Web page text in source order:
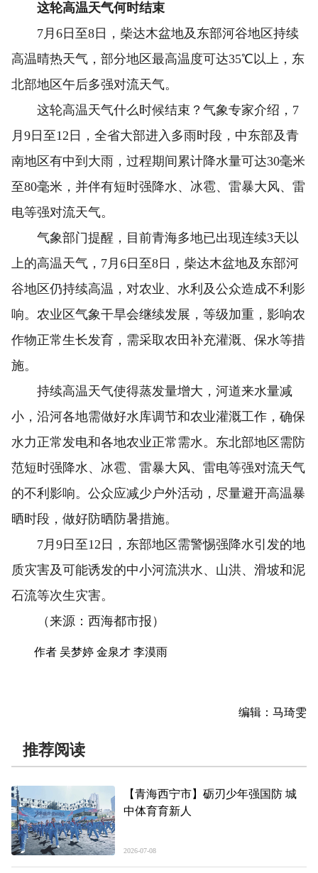
这轮高温天气何时结束
7月6日至8日，柴达木盆地及东部河谷地区持续
高温晴热天气，部分地区最高温度可达35℃以上，东
北部地区午后多强对流天气。
这轮高温天气什么时候结束？气象专家介绍，7
月9日至12日，全省大部进入多雨时段，中东部及青
南地区有中到大雨，过程期间累计降水量可达30毫米
至80毫米，并伴有短时强降水、冰雹、雷暴大风、雷
电等强对流天气。
气象部门提醒，目前青海多地已出现连续3天以
上的高温天气，7月6日至8日，柴达木盆地及东部河
谷地区仍持续高温，对农业、水利及公众造成不利影
响。农业区气象干旱会继续发展，等级加重，影响农
作物正常生长发育，需采取农田补充灌溉、保水等措
施。
持续高温天气使得蒸发量增大，河道来水量减
小，沿河各地需做好水库调节和农业灌溉工作，确保
水力正常发电和各地农业正常需水。东北部地区需防
范短时强降水、冰雹、雷暴大风、雷电等强对流天气
的不利影响。公众应减少户外活动，尽量避开高温暴
晒时段，做好防晒防暑措施。
7月9日至12日，东部地区需警惕强降水引发的地
质灾害及可能诱发的中小河流洪水、山洪、滑坡和泥
石流等次生灾害。
（来源：西海都市报）
作者 吴梦婷 金泉才 李漠雨
编辑：马琦雯
推荐阅读
【青海西宁市】砺刃少年强国防 城
中体育育新人
2026-07-08